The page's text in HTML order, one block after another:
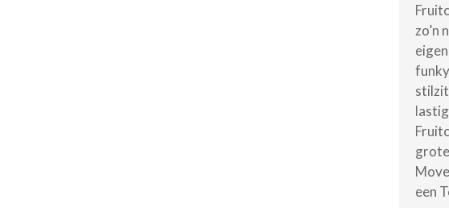
zo’n
een